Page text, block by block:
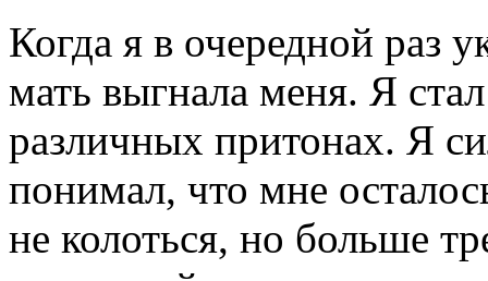
Когда я в очередной раз
мать выгнала меня. Я
различных притонах. Я
понимал, что мне
не колоться, но больше